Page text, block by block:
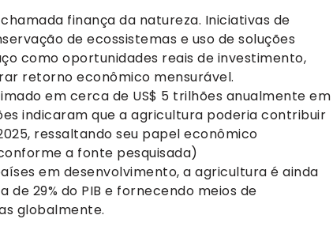
finança da natureza. Iniciativas de
de ecossistemas e uso de soluções
como oportunidades reais de investimento,
retorno econômico mensurável.
em cerca de US$ 5 trilhões anualmente em
indicaram que a agricultura poderia contribuir
ressaltando seu papel econômico
a fonte pesquisada)
em desenvolvimento, a agricultura é ainda
29% do PIB e fornecendo meios de
globalmente.